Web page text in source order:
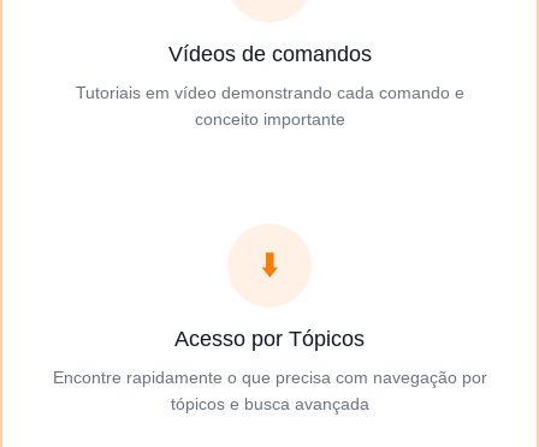
Vídeos de comandos
Tutoriais em vídeo demonstrando cada comando e
conceito importante
⬇️
Acesso por Tópicos
Encontre rapidamente o que precisa com navegação por
tópicos e busca avançada